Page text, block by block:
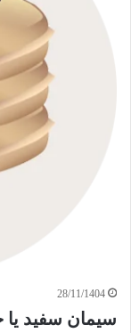
28/11/1404
سیمان سفید یا